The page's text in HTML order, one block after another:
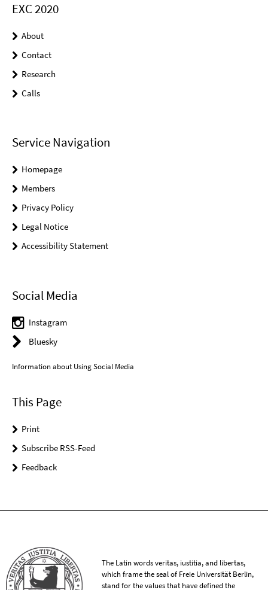
EXC 2020
About
Contact
Research
Calls
Service Navigation
Homepage
Members
Privacy Policy
Legal Notice
Accessibility Statement
Social Media
Instagram
Bluesky
Information about Using Social Media
This Page
Print
Subscribe RSS-Feed
Feedback
The Latin words veritas, iustitia, and libertas,
which frame the seal of Freie Universität Berlin,
stand for the values that have defined the